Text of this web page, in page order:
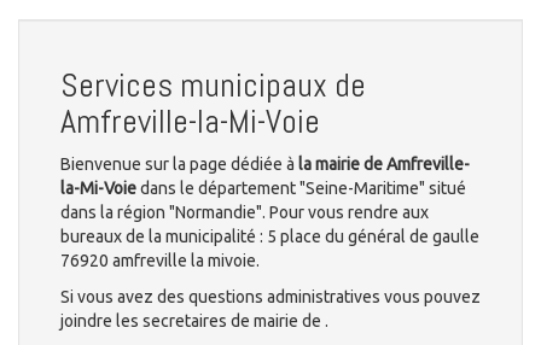
Services municipaux de
Amfreville-la-Mi-Voie
Bienvenue sur la page dédiée à la mairie de Amfreville-
la-Mi-Voiedans le département "Seine-Maritime" situé
dans la région "Normandie". Pour vous rendre aux
bureaux de la municipalité : 5 place du général de gaulle
76920 amfreville la mivoie.
Si vous avez des questions administratives vous pouvez
joindre les secretaires de mairie de .